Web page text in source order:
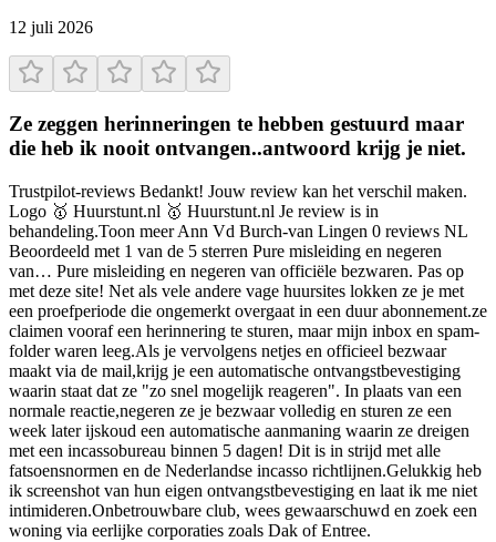
12 juli 2026
Ze zeggen herinneringen te hebben gestuurd maar
die heb ik nooit ontvangen..antwoord krijg je niet.
Trustpilot-reviews Bedankt! Jouw review kan het verschil maken.
Logo 🥇 Huurstunt.nl 🥇 Huurstunt.nl Je review is in
behandeling.Toon meer Ann Vd Burch-van Lingen 0 reviews NL
Beoordeeld met 1 van de 5 sterren Pure misleiding en negeren
van… Pure misleiding en negeren van officiële bezwaren. Pas op
met deze site! Net als vele andere vage huursites lokken ze je met
een proefperiode die ongemerkt overgaat in een duur abonnement.ze
claimen vooraf een herinnering te sturen, maar mijn inbox en spam-
folder waren leeg.Als je vervolgens netjes en officieel bezwaar
maakt via de mail,krijg je een automatische ontvangstbevestiging
waarin staat dat ze "zo snel mogelijk reageren". In plaats van een
normale reactie,negeren ze je bezwaar volledig en sturen ze een
week later ijskoud een automatische aanmaning waarin ze dreigen
met een incassobureau binnen 5 dagen! Dit is in strijd met alle
fatsoensnormen en de Nederlandse incasso richtlijnen.Gelukkig heb
ik screenshot van hun eigen ontvangstbevestiging en laat ik me niet
intimideren.Onbetrouwbare club, wees gewaarschuwd en zoek een
woning via eerlijke corporaties zoals Dak of Entree.